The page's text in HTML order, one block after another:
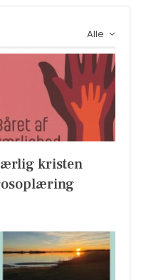
Alle
kristen